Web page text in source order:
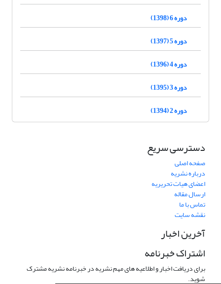
دوره 6 (1398)
دوره 5 (1397)
دوره 4 (1396)
دوره 3 (1395)
دوره 2 (1394)
دسترسی سریع
صفحه اصلی
درباره نشریه
اعضای هیات تحریریه
ارسال مقاله
تماس با ما
نقشه سایت
آخرین اخبار
اشتراک خبرنامه
برای دریافت اخبار و اطلاعیه های مهم نشریه در خبرنامه نشریه مشترک
شوید.